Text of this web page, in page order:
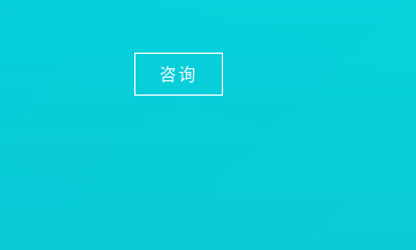
咨询